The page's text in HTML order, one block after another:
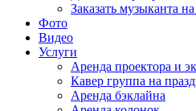
Заказать музыканта
Фото
Видео
Услуги
Аренда проектора и
Кавер группа на
Аренда бэклайна